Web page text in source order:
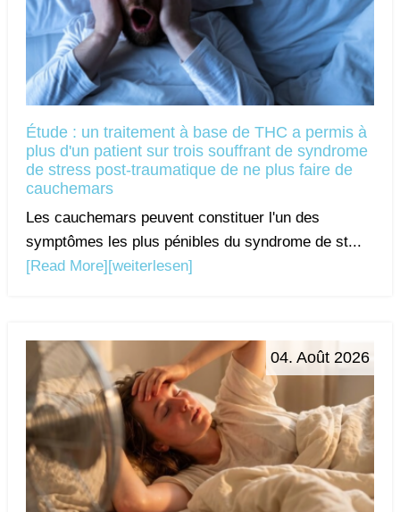
Étude : un traitement à base de THC a permis à
plus d'un patient sur trois souffrant de syndrome
de stress post-traumatique de ne plus faire de
cauchemars
Les cauchemars peuvent constituer l'un des
symptômes les plus pénibles du syndrome de st...
[Read More] [weiterlesen]
04. Août 2026